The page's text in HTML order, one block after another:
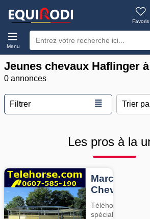
Favoris
Menu
Jeunes chevaux Haflinger
0 annonces
Filtrer ≣
Les pros à la
Marcheurs
Chevaux
Téléhorse,
spécialiste